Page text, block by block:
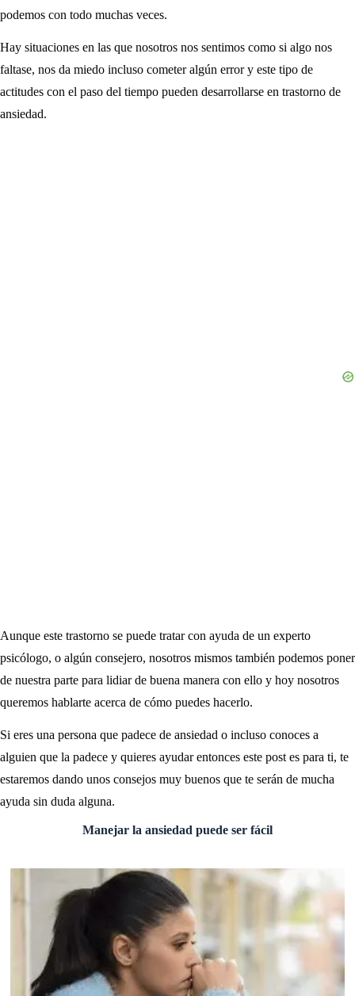
podemos con todo muchas veces.
Hay situaciones en las que nosotros nos sentimos como si algo nos
faltase, nos da miedo incluso cometer algún error y este tipo de
actitudes con el paso del tiempo pueden desarrollarse en trastorno de
ansiedad.
Aunque este trastorno se puede tratar con ayuda de un experto
psicólogo, o algún consejero, nosotros mismos también podemos poner
de nuestra parte para lidiar de buena manera con ello y hoy nosotros
queremos hablarte acerca de cómo puedes hacerlo.
Si eres una persona que padece de ansiedad o incluso conoces a
alguien que la padece y quieres ayudar entonces este post es para ti, te
estaremos dando unos consejos muy buenos que te serán de mucha
ayuda sin duda alguna.
Manejar la ansiedad puede ser fácil